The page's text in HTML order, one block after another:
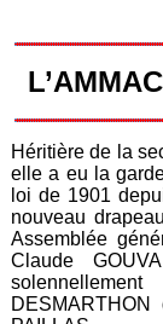
Héritière de la
elle a eu la
loi de 1901
nouveau
Assemblée
Claude